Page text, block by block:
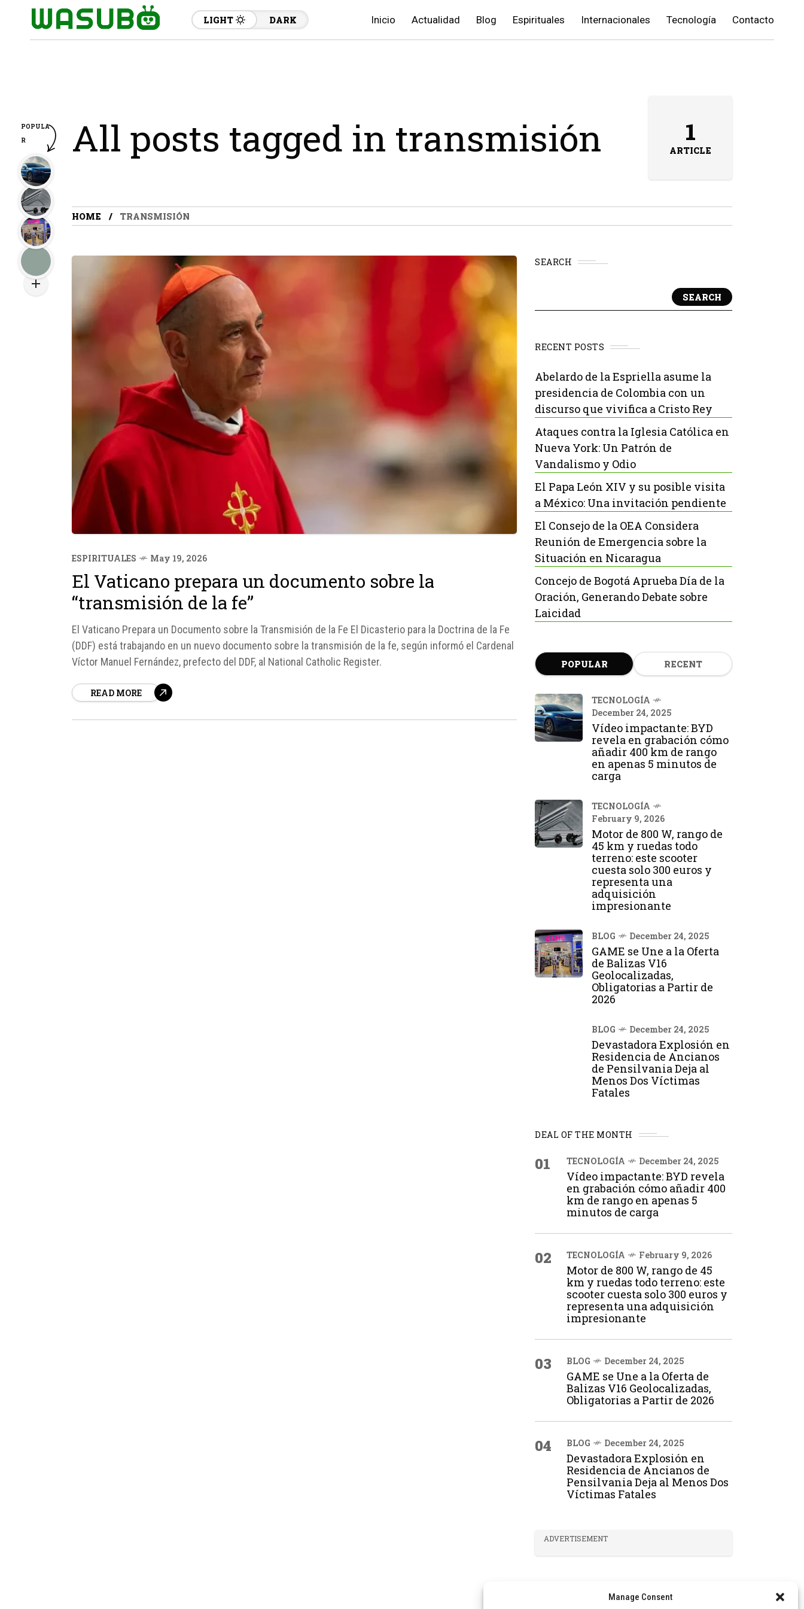
Manage Consent
LIGHT DARK Inicio Actualidad Blog Espirituales Internacionales Tecnología Contacto
All posts tagged in transmisión 1
ARTICLE
HOME TRANSMISIÓN
ESPIRITUALES May 19, 2026
El Vaticano prepara un documento sobre la
“transmisión de la fe”
El Vaticano Prepara un Documento sobre la Transmisión de la Fe El Dicasterio para la Doctrina de la Fe
(DDF) está trabajando en un nuevo documento sobre la transmisión de la fe, según informó el Cardenal
Víctor Manuel Fernández, prefecto del DDF, al National Catholic Register.
READ MORE
SEARCH
SEARCH
RECENT POSTS
Abelardo de la Espriella asume la
presidencia de Colombia con un
discurso que vivifica a Cristo Rey
Ataques contra la Iglesia Católica en
Nueva York: Un Patrón de
Vandalismo y Odio
El Papa León XIV y su posible visita
a México: Una invitación pendiente
El Consejo de la OEA Considera
Reunión de Emergencia sobre la
Situación en Nicaragua
Concejo de Bogotá Aprueba Día de la
Oración, Generando Debate sobre
Laicidad
POPULAR RECENT
TECNOLOGÍA
December 24, 2025
Vídeo impactante: BYD
revela en grabación cómo
añadir 400 km de rango
en apenas 5 minutos de
carga
TECNOLOGÍA
February 9, 2026
Motor de 800 W, rango de
45 km y ruedas todo
terreno: este scooter
cuesta solo 300 euros y
representa una
adquisición
impresionante
BLOG December 24, 2025
GAME se Une a la Oferta
de Balizas V16
Geolocalizadas,
Obligatorias a Partir de
2026
BLOG December 24, 2025
Devastadora Explosión en
Residencia de Ancianos
de Pensilvania Deja al
Menos Dos Víctimas
Fatales
DEAL OF THE MONTH
01 TECNOLOGÍA December 24, 2025
Vídeo impactante: BYD revela
en grabación cómo añadir 400
km de rango en apenas 5
minutos de carga
02 TECNOLOGÍA February 9, 2026
Motor de 800 W, rango de 45
km y ruedas todo terreno: este
scooter cuesta solo 300 euros y
representa una adquisición
impresionante
03 BLOG December 24, 2025
GAME se Une a la Oferta de
Balizas V16 Geolocalizadas,
Obligatorias a Partir de 2026
04 BLOG December 24, 2025
Devastadora Explosión en
Residencia de Ancianos de
Pensilvania Deja al Menos Dos
Víctimas Fatales
ADVERTISEMENT
POPULA
R